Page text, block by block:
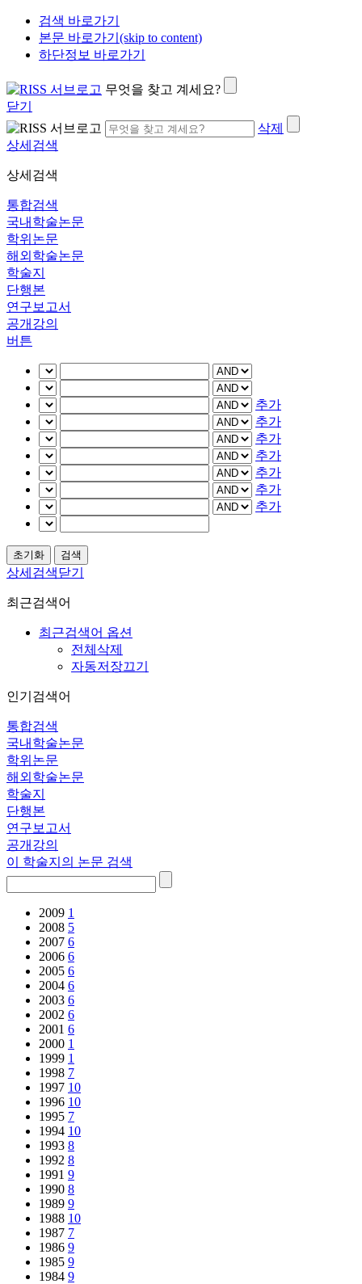
검색 바로가기
본문 바로가기(skip to content)
하단정보 바로가기
무엇을 찾고 계세요?
닫기
삭제
상세검색
상세검색
통합검색
국내학술논문
학위논문
해외학술논문
학술지
단행본
연구보고서
공개강의
버튼
추가
추가
추가
추가
추가
추가
추가
상세검색닫기
최근검색어
최근검색어 옵션
전체삭제
자동저장끄기
인기검색어
통합검색
국내학술논문
학위논문
해외학술논문
학술지
단행본
연구보고서
공개강의
이 학술지의 논문 검색
2009 1
2008 5
2007 6
2006 6
2005 6
2004 6
2003 6
2002 6
2001 6
2000 1
1999 1
1998 7
1997 10
1996 10
1995 7
1994 10
1993 8
1992 8
1991 9
1990 8
1989 9
1988 10
1987 7
1986 9
1985 9
1984 9